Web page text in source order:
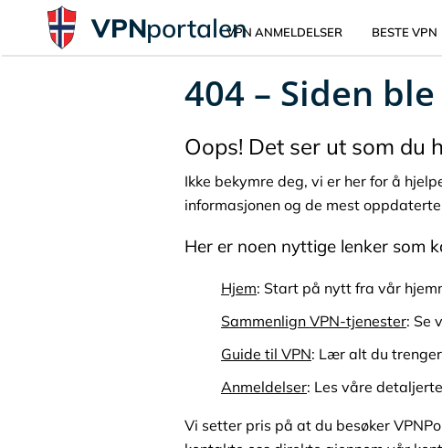
VPNportalenVPN ANMELDELSER BESTE VPN
404 – Siden
Oops! Det ser ut som du
Ikke bekymre deg, vi er her for å
informasjonen og de mest
Her er noen nyttige lenker som
Hjem: Start på nytt fra vår
Sammenlign VPN-tjenester: Se
Guide til VPN: Lær alt du
Anmeldelser: Les våre
Vi setter pris på at du besøker